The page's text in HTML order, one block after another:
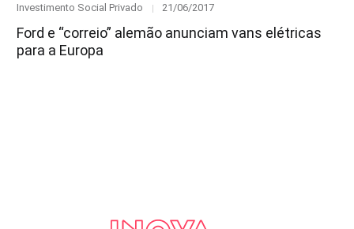
Category
Investimento Social Privado
Posted
21/06/2017
Ford e “correio” alemão anunciam vans elétricas
para a Europa